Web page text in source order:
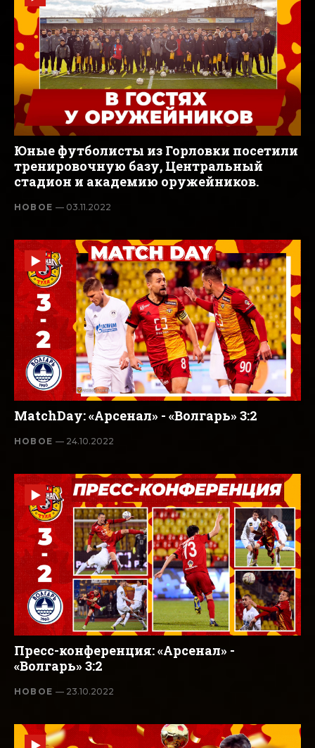
Юные футболисты из Горловки посетили
тренировочную базу, Центральный
стадион и академию оружейников.
НОВОЕ— 03.11.2022
MatchDay: «Арсенал» - «Волгарь» 3:2
НОВОЕ— 24.10.2022
Пресс-конференция: «Арсенал» -
«Волгарь» 3:2
НОВОЕ— 23.10.2022